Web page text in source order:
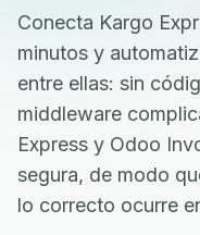
Conecta Kargo
minutos y
entre ellas: sin
middleware
Express y Odoo
segura, de modo
lo correcto ocurre